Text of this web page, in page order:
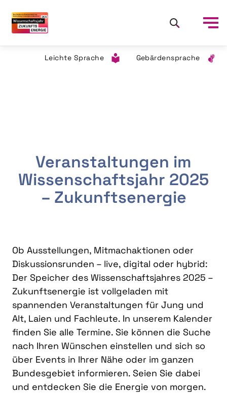
Leichte Sprache Gebärdensprache
Veranstaltungen im
Wissenschaftsjahr 2025
– Zukunftsenergie
Ob Ausstellungen, Mitmachaktionen oder
Diskussionsrunden – live, digital oder hybrid:
Der Speicher des Wissenschaftsjahres 2025 –
Zukunftsenergie ist vollgeladen mit
spannenden Veranstaltungen für Jung und
Alt, Laien und Fachleute. In unserem Kalender
finden Sie alle Termine. Sie können die Suche
nach Ihren Wünschen einstellen und sich so
über Events in Ihrer Nähe oder im ganzen
Bundesgebiet informieren. Seien Sie dabei
und entdecken Sie die Energie von morgen.